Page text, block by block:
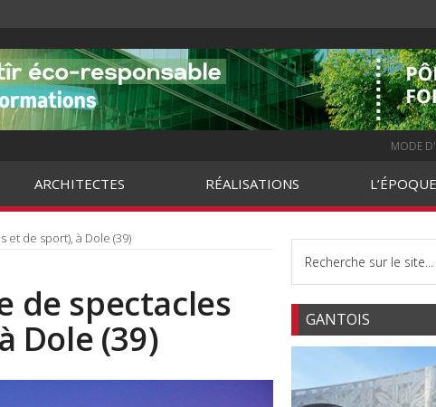
MODE
ARCHITECTES RÉALISATIONS L’ÉPOQUE
et de sport), à Dole (39)
de spectacles
Dole (39) GANTOIS